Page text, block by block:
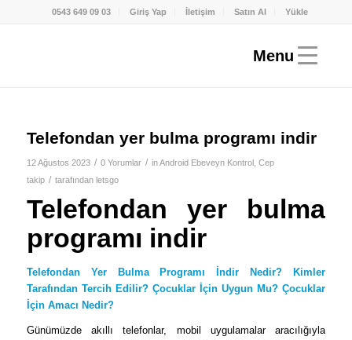
0543 649 09 03 Giriş Yap İletişim Satın Al Yükle
Telefondan yer bulma programı indir
12 Ağustos 2023 / 0 Yorumlar / inAndroid Ebeveyn Kontrol, Cep
takip / tarafından letsgo
Telefondan yer bulma
programı indir
Telefondan Yer Bulma Programı İndir Nedir? Kimler
Tarafından Tercih Edilir? Çocuklar İçin Uygun Mu? Çocuklar
İçin Amacı Nedir?
Günümüzde akıllı telefonlar, mobil uygulamalar aracılığıyla